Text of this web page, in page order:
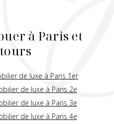
à Paris et
de luxe à Paris 1er
de luxe à Paris 2e
de luxe à Paris 3e
de luxe à Paris 4e